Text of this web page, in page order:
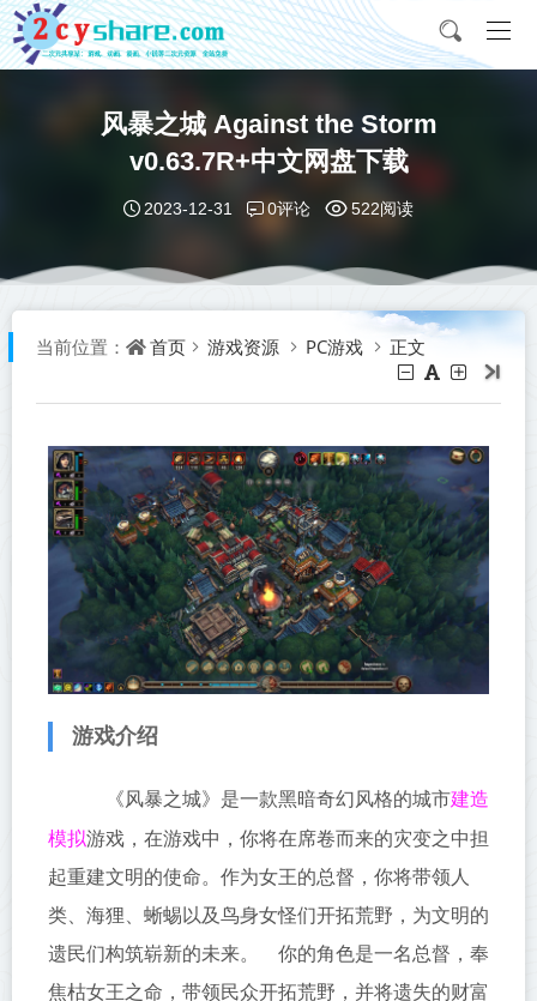
风暴之城 Against the Storm
v0.63.7R+中文网盘下载
2023-12-31 0评论 522阅读
当前位置： 首页 游戏资源 PC游戏 正文
游戏介绍
《风暴之城》是一款黑暗奇幻风格的城市建造
模拟游戏，在游戏中，你将在席卷而来的灾变之中担
起重建文明的使命。作为女王的总督，你将带领人
类、海狸、蜥蜴以及鸟身女怪们开拓荒野，为文明的
遗民们构筑崭新的未来。 你的角色是一名总督，奉
焦枯女王之命，带领民众开拓荒野，并将遗失的财富